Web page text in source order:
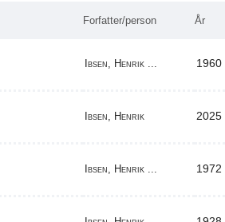
Forfatter/person År
Ibsen, Henrik ... 1960
Ibsen, Henrik 2025
Ibsen, Henrik ... 1972